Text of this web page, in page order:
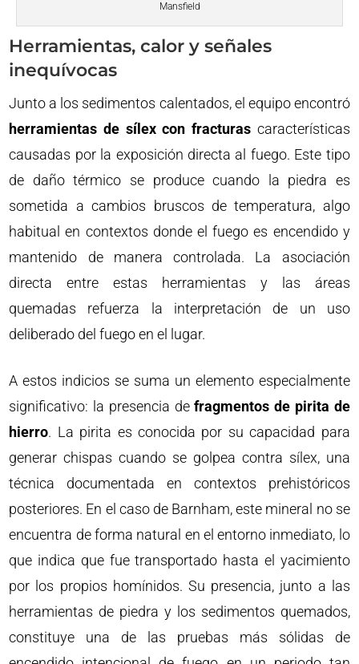
Mansfield
Herramientas, calor y señales
inequívocas
Junto a los sedimentos calentados, el equipo encontró
herramientas de sílex con fracturas características
causadas por la exposición directa al fuego. Este tipo
de daño térmico se produce cuando la piedra es
sometida a cambios bruscos de temperatura, algo
habitual en contextos donde el fuego es encendido y
mantenido de manera controlada. La asociación
directa entre estas herramientas y las áreas
quemadas refuerza la interpretación de un uso
deliberado del fuego en el lugar.
A estos indicios se suma un elemento especialmente
significativo: la presencia defragmentos de pirita de
hierro. La pirita es conocida por su capacidad para
generar chispas cuando se golpea contra sílex, una
técnica documentada en contextos prehistóricos
posteriores. En el caso de Barnham, este mineral no se
encuentra de forma natural en el entorno inmediato, lo
que indica que fue transportado hasta el yacimiento
por los propios homínidos. Su presencia, junto a las
herramientas de piedra y los sedimentos quemados,
constituye una de las pruebas más sólidas de